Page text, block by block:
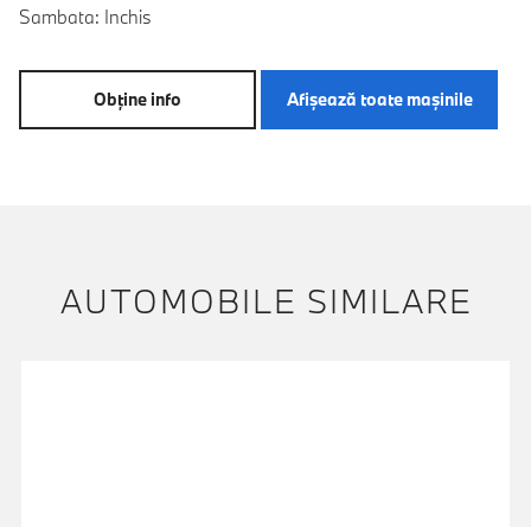
Sambata: Inchis
Obţine info Afişează toate maşinile
AUTOMOBILE SIMILARE